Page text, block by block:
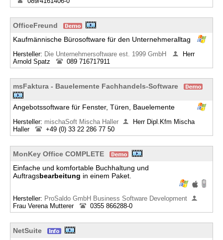
OfficeFreund
Kaufmännische Bürosoftware für den Unternehmeralltag
Hersteller: Die Unternehmersoftware est. 1999 GmbH
Herr
Arnold Spatz
089 716717911
msFaktura - Bauelemente Fachhandels-Software
Angebotssoftware für Fenster, Türen, Bauelemente
Hersteller: mischaSoft Mischa Haller
Herr Dipl.Kfm Mischa
Haller
+49 (0) 33 22 286 77 50
MonKey Office COMPLETE
Einfache und komfortable Buchhaltung und
Auftragsbearbeitung in einem Paket.
Hersteller: ProSaldo GmbH Business Software Development
Frau Verena Mutterer
0355 866288-0
NetSuite